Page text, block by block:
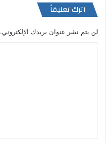
اترك تعليقاً
لن يتم نشر عنوان بريدك الإلكتروني.
ق